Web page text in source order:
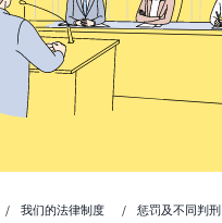
我们的法律制度 惩罚及不同判刑